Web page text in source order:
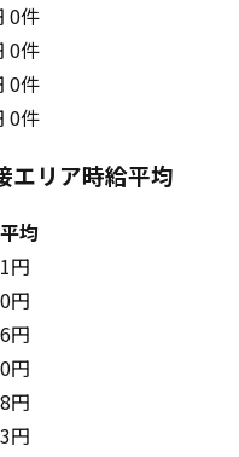
0件
0件
0件
0件
エリア時給平均
均
円
円
円
円
円
円